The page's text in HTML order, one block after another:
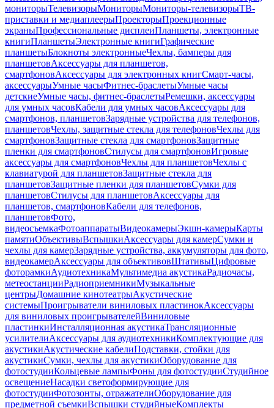
мониторыТелевизорыМониторыМониторы-телевизорыТВ-
приставки и медиаплеерыПроекторыПроекционные
экраныПрофессиональные дисплеиПланшеты, электронные
книгиПланшетыЭлектронные книгиГрафические
планшетыБлокноты электронныеЧехлы, бамперы для
планшетовАксессуары для планшетов,
смартфоновАксессуары для электронных книгСмарт-часы,
аксессуарыУмные часыФитнес-браслетыУмные часы
детскиеУмные часы, фитнес-браслетыРемешки, аксессуары
для умных часовКабели для умных часовАксессуары для
смартфонов, планшетовЗарядные устройства для телефонов,
планшетовЧехлы, защитные стекла для телефоновЧехлы для
смартфоновЗащитные стекла для смартфоновЗащитные
пленки для смартфоновСтилусы для смартфоновИгровые
аксессуары для смартфоновЧехлы для планшетовЧехлы с
клавиатурой для планшетовЗащитные стекла для
планшетовЗащитные пленки для планшетовСумки для
планшетовСтилусы для планшетовАксессуары для
планшетов, смартфоновКабели для телефонов,
планшетовФото,
видеосъемкаФотоаппаратыВидеокамерыЭкшн-камерыКарты
памятиОбъективыВспышкиАксессуары для камерСумки и
чехлы для камерЗарядные устройства, аккумуляторы для фото,
видеокамерАксессуары для объективовШтативыЦифровые
фоторамкиАудиотехникаМультимедиа акустикаРадиочасы,
метеостанцииРадиоприемникиМузыкальные
центрыДомашние кинотеатрыАкустические
системыПроигрыватели виниловых пластинокАксессуары
для виниловых проигрывателейВиниловые
пластинкиИнсталляционная акустикаТрансляционные
усилителиАксессуары для аудиотехникиКомплектующие для
акустикиАкустические кабелиПодставки, стойки для
акустикиСумки, чехлы для акустикиОборудование для
фотостудииКольцевые лампыФоны для фотостудииСтудийное
освещениеНасадки светоформирующие для
фотостудииФотозонты, отражателиОборудование для
предметной съемкиВспышки студийныеКомплекты